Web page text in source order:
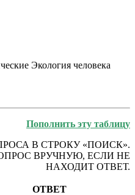
Экология человека
Пополнить эту таблицу
В СТРОКУ «ПОИСК».
ВРУЧНУЮ, ЕСЛИ НЕ
НАХОДИТ ОТВЕТ.
ОТВЕТ